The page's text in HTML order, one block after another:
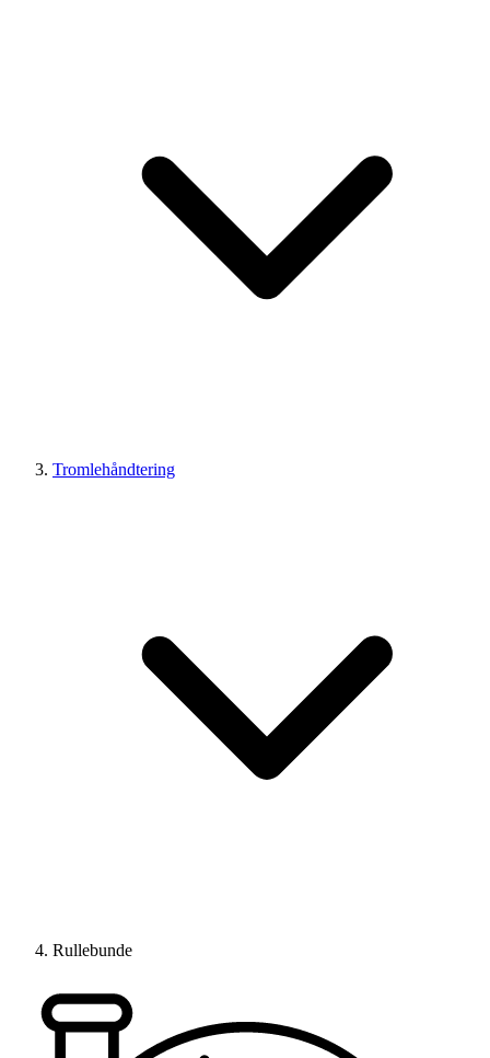
Tromlehåndtering
Rullebunde